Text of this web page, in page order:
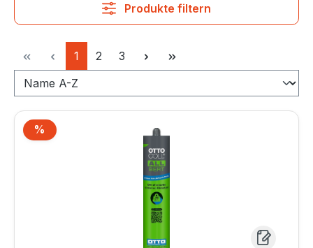
Produkte filtern
Seite
1 Seite
2 Seite
3
Rabatt
%